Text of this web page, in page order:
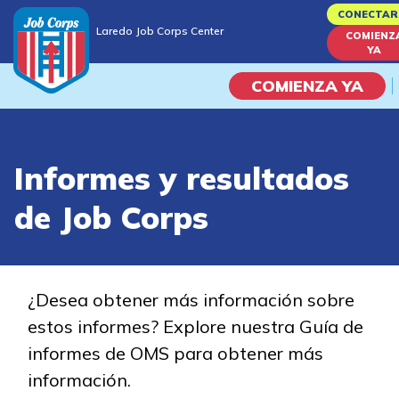
to
content
Laredo Job Corps Center
YA
COMIENZA YA
Vida En El Campus
Habilidades académicas
Estudiar
Programas de
Informes y resultados
de Job Corps
¿Desea obtener más información sobre
estos informes? Explore nuestra Guía de
informes de OMS para obtener más
información.